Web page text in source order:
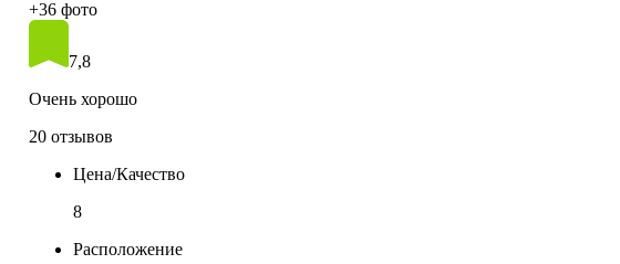
+36 фото
7,8
Очень хорошо
20 отзывов
Цена/Качество
8
Расположение